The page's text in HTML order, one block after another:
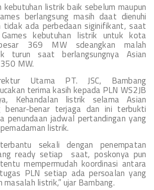
kebutuhan listrik baik sebelum maupun
berlangsung masih daat dienuhi
tidak ada perbedaan siginifikant, saat
kebutuhan listrik untuk kota
369 MW sdeangkan malah
turun saat berlangsungnya Asian
MW.
Utama PT. JSC, Bambang
terima kasih kepada PLN WS2JB
Kehandalan listrik selama Asian
benar-benar terjaga dan ini terbukti
penundaan jadwal pertandingan yang
listrik.
sekali dengan penempatan
ready setiap saat, poskonya pun
mempermudah koordinasi antara
PLN setiap ada persoalan yang
listrik,” ujar Bambang.